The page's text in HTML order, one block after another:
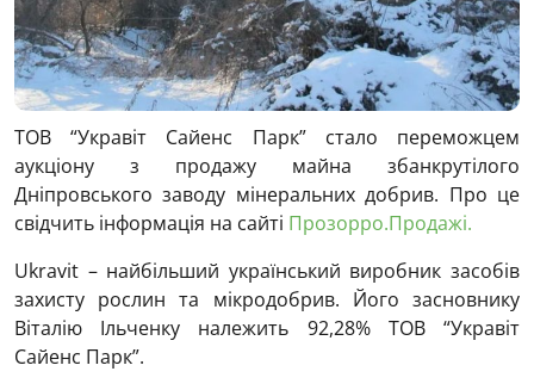
ТОВ “Укравіт Сайенс Парк” стало переможцем
аукціону з продажу майна збанкрутілого
Дніпровського заводу мінеральних добрив. Про це
свідчить інформація на сайті Прозорро.Продажі.
Ukravit – найбільший український виробник засобів
захисту рослин та мікродобрив. Його засновнику
Віталію Ільченку належить 92,28% ТОВ “Укравіт
Сайенс Парк”.